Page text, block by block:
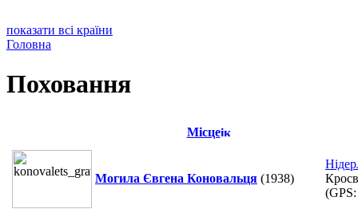
показати всі країни
Головна
Поховання
Місце
Могила Євгена Коновальця (1938)